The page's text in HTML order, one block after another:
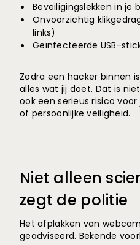
Beveiligingslekken in je
Onvoorzichtig
links)
Geïnfecteerde USB-
Zodra een hacker binnen
alles wat jij doet. Dat is
ook een serieus risico
of persoonlijke veiligheid.
Niet alleen
zegt de politie
Het afplakken van
geadviseerd. Bekende